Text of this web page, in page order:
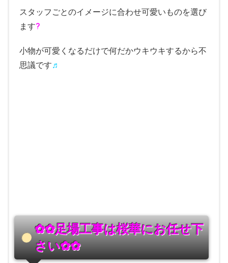
スタッフごとのイメージに合わせ可愛いものを選び
ます?
小物が可愛くなるだけで何だかウキウキするから不
思議です♬
✿✿足場工事は桜華にお任せ下
さい✿✿